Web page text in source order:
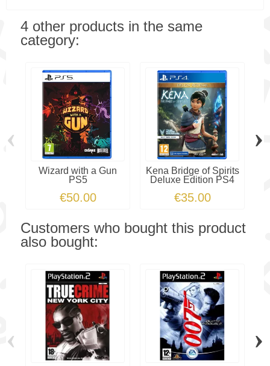
4 other products in the same
category:
Wizard with a Gun
PS5
€50.00
Kena Bridge of Spirits
Deluxe Edition PS4
€35.00
‹ ›
Customers who bought this product
also bought:
‹ ›